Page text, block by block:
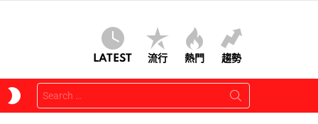
LATEST 流行 熱門 趨勢
SKIN
Search
for: